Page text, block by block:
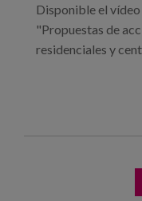
Disponible el
"Propuestas de
residenciales y